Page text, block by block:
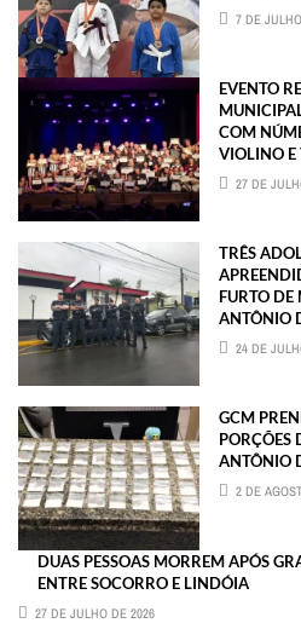
7 DE
EVENTO
COM
VIOLINO E
27 DE
TRÊS
FURTO DE
ANTÔNIO
24 DE
GCM
PORÇÕES
ANTÔNIO
2 DE
DUAS PESSOAS MORREM APÓS
ENTRE SOCORRO E LINDÓIA
27 DE JULHO DE 2026